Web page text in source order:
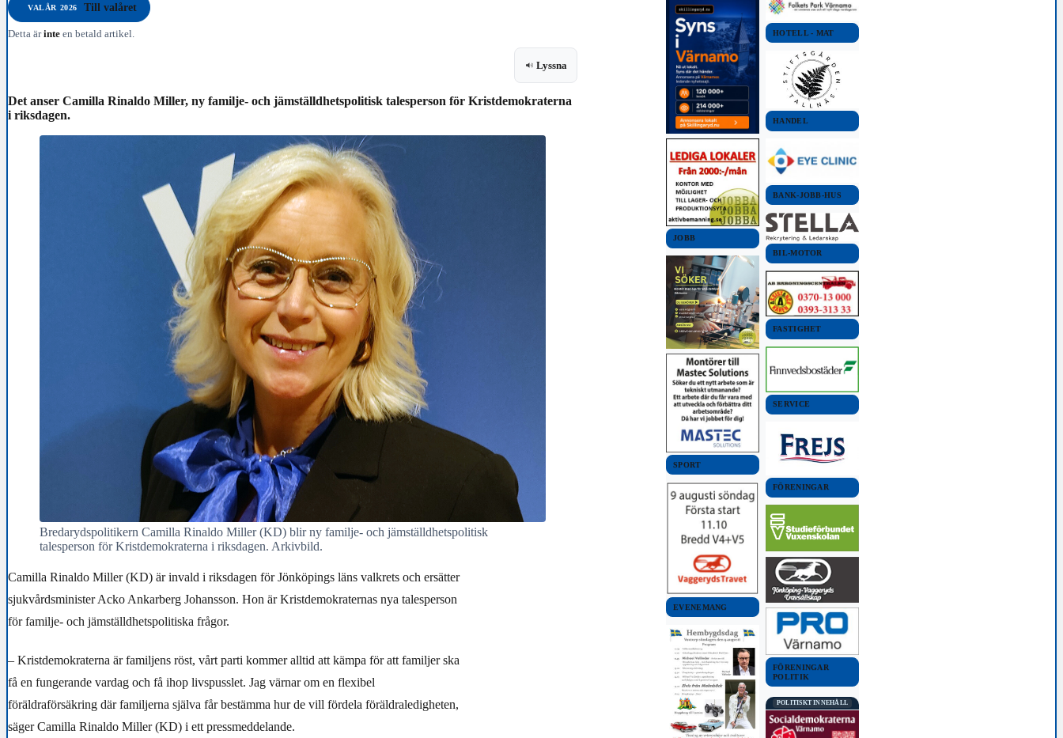
VALÅR 2026 Till valåret
Detta ärinte en betald artikel.
Lyssna
Det anser Camilla Rinaldo Miller, ny familje- och jämställdhetspolitisk talesperson för Kristdemokraterna
i riksdagen.
Bredarydspolitikern Camilla Rinaldo Miller (KD) blir ny familje- och jämställdhetspolitisk
talesperson för Kristdemokraterna i riksdagen. Arkivbild.
Camilla Rinaldo Miller (KD) är invald i riksdagen för Jönköpings läns valkrets och ersätter
sjukvårdsminister Acko Ankarberg Johansson. Hon är Kristdemokraternas nya talesperson
för familje- och jämställdhetspolitiska frågor.
– Kristdemokraterna är familjens röst, vårt parti kommer alltid att kämpa för att familjer ska
få en fungerande vardag och få ihop livspusslet. Jag värnar om en flexibel
föräldraförsäkring där familjerna själva får bestämma hur de vill fördela föräldraledigheten,
säger Camilla Rinaldo Miller (KD) i ett pressmeddelande.
JOBB
SPORT
EVENEMANG
HOTELL - MAT
HANDEL
BANK-JOBB-HUS
BIL-MOTOR
FASTIGHET
SERVICE
FÖRENINGAR
FÖRENINGAR
POLITIK
POLITISKT INNEHÅLL